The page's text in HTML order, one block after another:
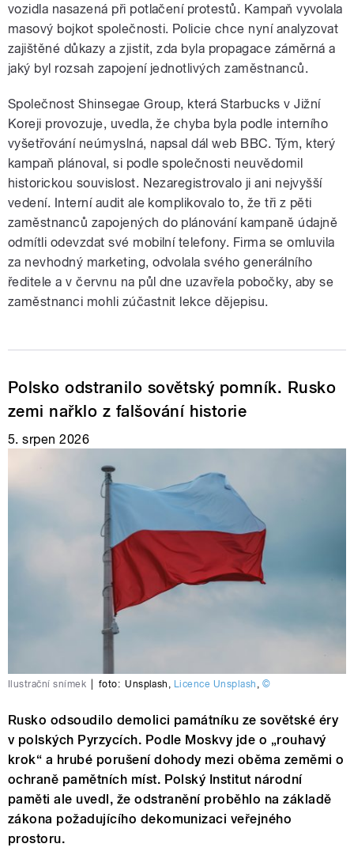
vozidla nasazená při potlačení protestů. Kampaň vyvolala
masový bojkot společnosti. Policie chce nyní analyzovat
zajištěné důkazy a zjistit, zda byla propagace záměrná a
jaký byl rozsah zapojení jednotlivých zaměstnanců.
Společnost Shinsegae Group, která Starbucks v Jižní
Koreji provozuje, uvedla, že chyba byla podle interního
vyšetřování neúmyslná, napsal dál web BBC. Tým, který
kampaň plánoval, si podle společnosti neuvědomil
historickou souvislost. Nezaregistrovalo ji ani nejvyšší
vedení. Interní audit ale komplikovalo to, že tři z pěti
zaměstnanců zapojených do plánování kampaně údajně
odmítli odevzdat své mobilní telefony. Firma se omluvila
za nevhodný marketing, odvolala svého generálního
ředitele a v červnu na půl dne uzavřela pobočky, aby se
zaměstnanci mohli zúčastnit lekce dějepisu.
Polsko odstranilo sovětský pomník. Rusko
zemi nařklo z falšování historie
5. srpen 2026
Ilustrační snímek foto: Unsplash , Licence Unsplash , ©
Rusko odsoudilo demolici památníku ze sovětské éry
v polských Pyrzycích. Podle Moskvy jde o „rouhavý
krok“ a hrubé porušení dohody mezi oběma zeměmi o
ochraně pamětních míst. Polský Institut národní
paměti ale uvedl, že odstranění proběhlo na základě
zákona požadujícího dekomunizaci veřejného
prostoru.